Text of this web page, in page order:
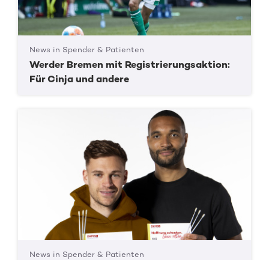
News in Spender & Patienten
Werder Bremen mit Registrierungsaktion:
Für Cinja und andere
News in Spender & Patienten